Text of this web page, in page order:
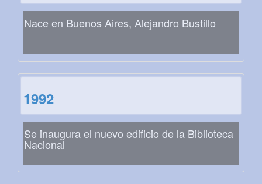
Nace en Buenos Aires, Alejandro Bustillo
1992
Se inaugura el nuevo edificio de la Biblioteca
Nacional